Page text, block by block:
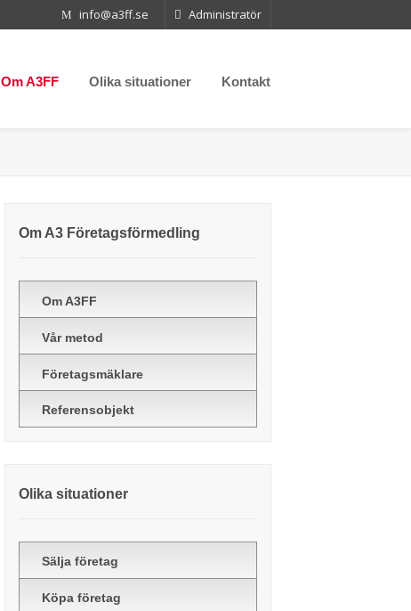
info@a3ff.se Administratör
Om A3FF Olika situationer Kontakt
Om A3 Företagsförmedling
Om A3FF
Vår metod
Företagsmäklare
Referensobjekt
Olika situationer
Sälja företag
Köpa företag